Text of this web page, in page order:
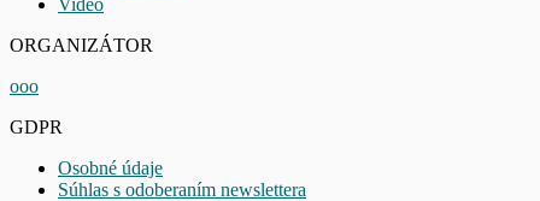
ORGANIZÁTOR
ooo
GDPR
Osobné údaje
Súhlas s odoberaním newslettera